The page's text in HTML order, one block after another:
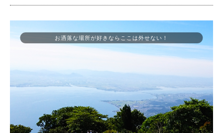
お洒落な場所が好きならここは外せない！